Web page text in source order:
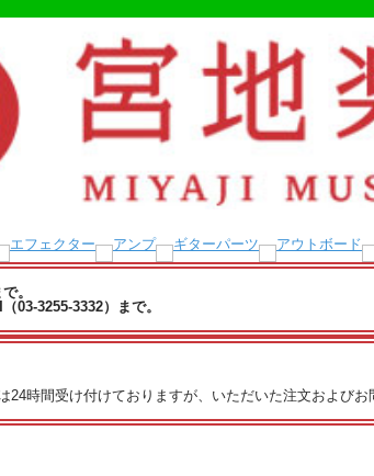
。
03-3255-3332）まで。
時間受け付けておりますが、いただいた注文およびお